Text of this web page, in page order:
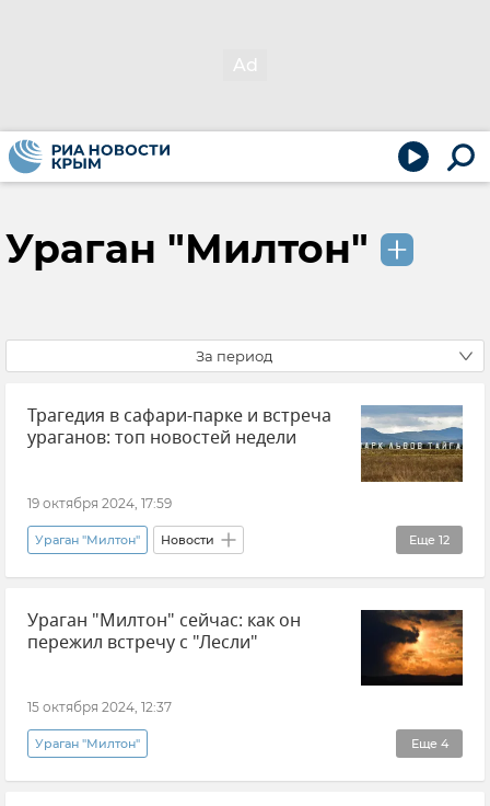
Ураган "Милтон"
За период
Трагедия в сафари-парке и встреча
ураганов: топ новостей недели
19 октября 2024, 17:59
Еще 12
Ураган "Милтон" Новости
Топ новостей недели Крым Россия
БРИКС Минздрав Крыма
ЧП в парке львов "Тайган" 16 октября 2024 года
Парк львов "Тайган"
Владимир Путин (политик)
Ураган "Милтон" сейчас: как он
пережил встречу с "Лесли"
15 октября 2024, 12:37
Еще 4
Ураган "Милтон"
Эксклюзивы РИА Новости Крым Новости